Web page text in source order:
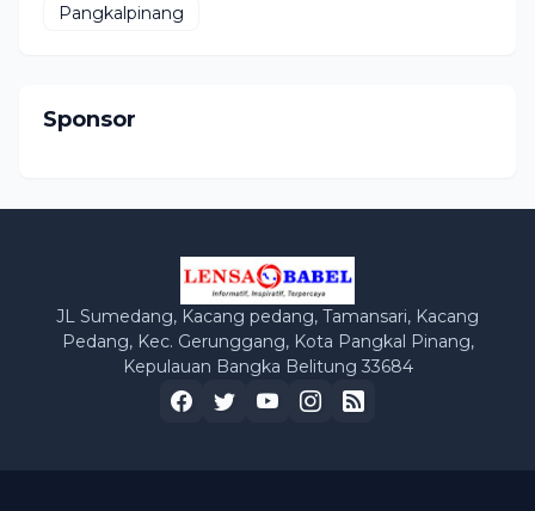
Pangkalpinang
Sponsor
JL Sumedang, Kacang pedang, Tamansari, Kacang
Pedang, Kec. Gerunggang, Kota Pangkal Pinang,
Kepulauan Bangka Belitung 33684